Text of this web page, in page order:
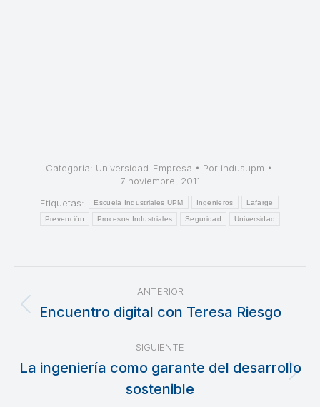
Categoría: Universidad-Empresa Por indusupm
7 noviembre, 2011
Etiquetas:
Escuela Industriales UPM Ingenieros Lafarge
Prevención Procesos Industriales Seguridad Universidad
Navegación
entre
publicaciones
ANTERIOR
Publicación
Encuentro digital con Teresa Riesgo
SIGUIENTE
siguiente:
La ingeniería como garante del desarrollo
sostenible